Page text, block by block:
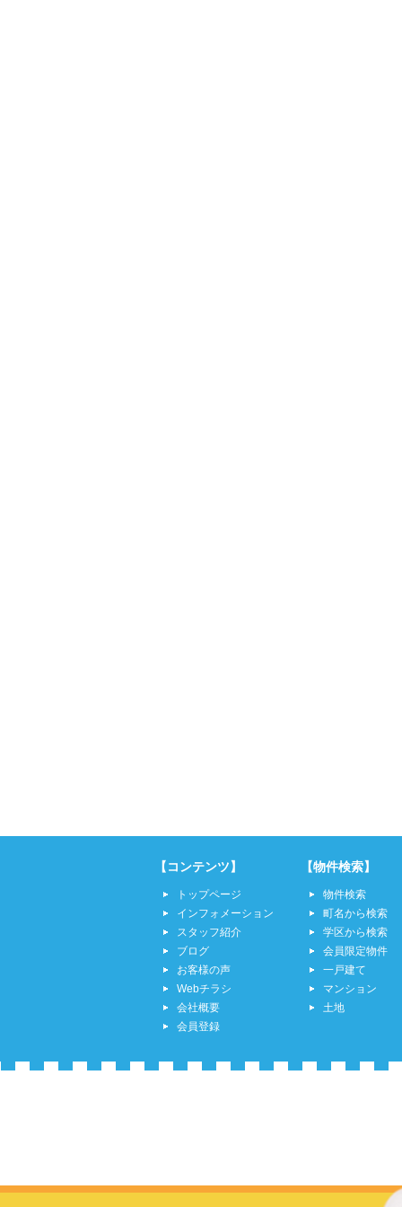
【コンテンツ】
トップページ
インフォメーション
スタッフ紹介
ブログ
お客様の声
Webチラシ
会社概要
会員登録
【物件検索】
物件検索
町名から検索
学区から検索
会員限定物件
一戸建て
マンション
土地